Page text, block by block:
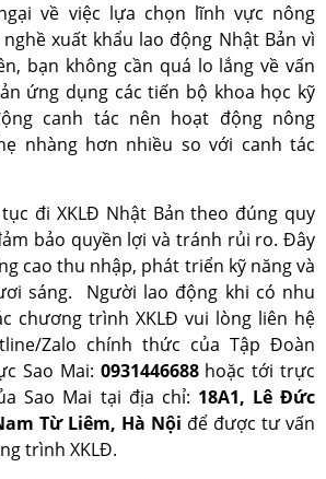
về việc lựa chọn lĩnh vực nông
xuất khẩu lao động Nhật Bản vì
bạn không cần quá lo lắng về vấn
ứng dụng các tiến bộ khoa học kỹ
canh tác nên hoạt động nông
nhàng hơn nhiều so với canh tác
đi XKLĐ Nhật Bản theo đúng quy
bảo quyền lợi và tránh rủi ro. Đây
cao thu nhập, phát triển kỹ năng và
sáng.
Người lao động khi có nhu
chương trình XKLĐ vui lòng liên hệ
Zalo chính thức của Tập Đoàn
Sao Mai: 0931446688hoặc tới trực
Sao Mai tại địa chỉ: 18A1, Lê Đức
Từ Liêm, Hà Nội để được tư vấn
trình XKLĐ.